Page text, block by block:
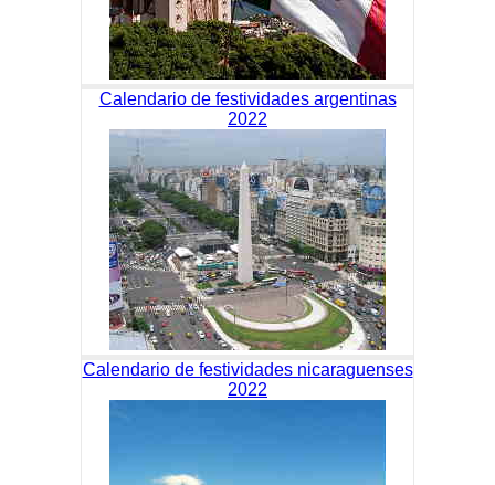
Calendario de festividades argentinas
2022
Calendario de festividades nicaraguenses
2022